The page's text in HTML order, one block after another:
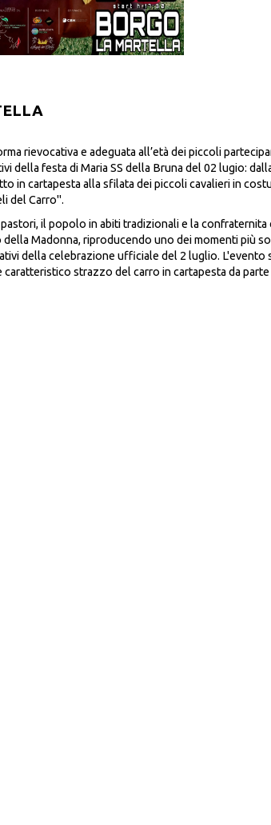
rievocativa e adeguata all’età dei piccoli
della festa di Maria SS della Bruna del 02 lugio:
in cartapesta alla sfilata dei piccoli cavalieri in
del Carro".
il popolo in abiti tradizionali e la confraternita
Madonna, riproducendo uno dei momenti più
della celebrazione ufficiale del 2 luglio. L'evento
strazzo del carro in cartapesta da parte